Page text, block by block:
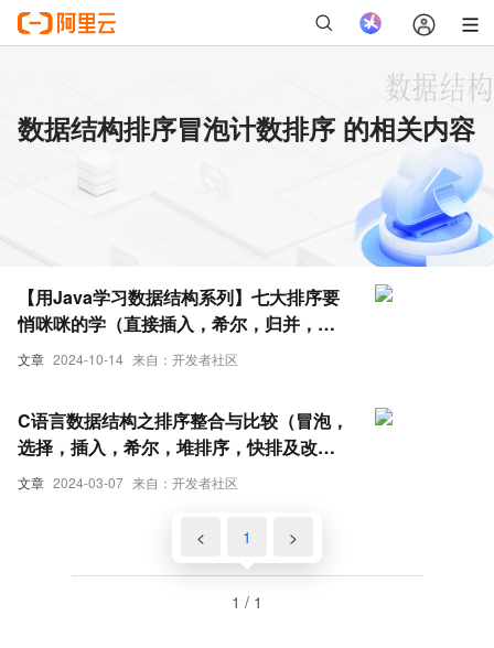
数据结构排序冒泡计数排序 的相关内容
文章 2024-10-14 来自：开发者社区
【用Java学习数据结构系列】七大排序要
悄咪咪的学（直接插入，希尔，归并，选
择，堆排，冒泡，快排）以及计数排序
文章 2024-03-07 来自：开发者社区
C语言数据结构之排序整合与比较（冒泡，
选择，插入，希尔，堆排序，快排及改
良，归并排序，计数排序）
< 1 >
1 / 1